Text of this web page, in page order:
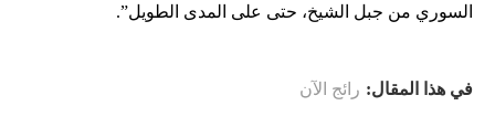
السوري من جبل الشيخ، حتى على المدى الطويل”.
في هذا المقال: رائج الآن